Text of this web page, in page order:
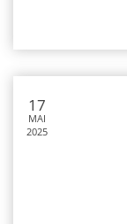
17
MAI
2025